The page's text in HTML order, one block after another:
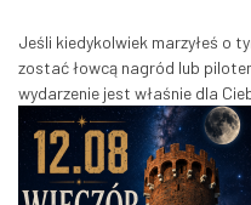
Jeśli kiedykolwiek marzyłeś o
zostać łowcą nagród lub
wydarzenie jest właśnie dla